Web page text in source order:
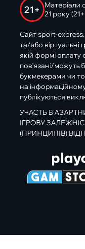
21+
Матеріали
21 року
Сайт sport-
та/або віртуальні
якій формі оплату
пов’язані/можуть
букмекерами чи
на
публікуються
УЧАСТЬ В
ІГРОВУ
(ПРИНЦИПІВ)